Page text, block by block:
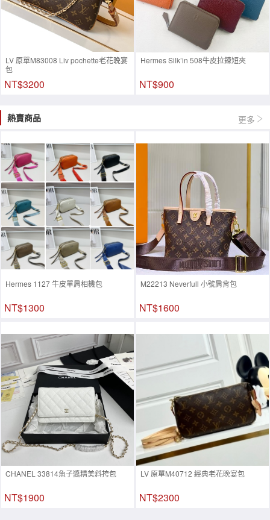
LV 原單M83008 Liv pochette老花晚宴
包
NT$3200
Hermes Silk’in 508牛皮拉鍊短夾
NT$900
熱賣商品 更多
Hermes 1127 牛皮單肩相機包
NT$1300
M22213 Neverfull 小號肩背包
NT$1600
CHANEL 33814魚子醬精美斜挎包
NT$1900
LV 原單M40712 經典老花晚宴包
NT$2300